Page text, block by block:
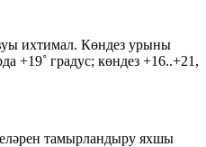
ихтимал. Көндез урыны
+19˚ градус; көндез +16..+21,
тамырландыру яхшы